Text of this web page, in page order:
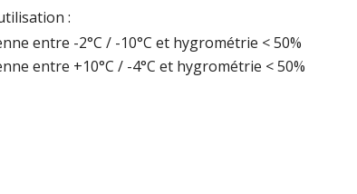
:
entre -2°C / -10°C et hygrométrie < 50%
entre +10°C / -4°C et hygrométrie < 50%